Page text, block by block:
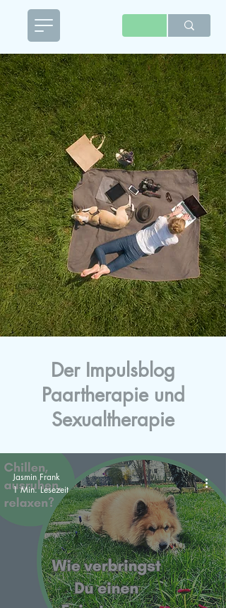
Der Impulsblog
Paartherapie und
Sexualtherapie
Jasmin Frank
1 Min. Lesezeit